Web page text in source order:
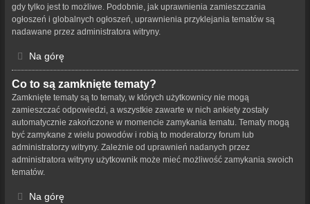
gdy tylko jest to możliwe. Podobnie, jak uprawnienia zamieszczania
ogłoszeń i globalnych ogłoszeń, uprawnienia przyklejania tematów są
nadawane przez administratora witryny.
Na górę
Co to są zamknięte tematy?
Zamknięte tematy są to tematy, w których użytkownicy nie mogą
zamieszczać odpowiedzi, a wszystkie zawarte w nich ankiety zostały
automatycznie zakończone w momencie zamykania tematu. Tematy mogą
być zamykane z wielu powodów i robią to moderatorzy forum lub
administratorzy witryny. Zależnie od uprawnień nadanych przez
administratora witryny użytkownik może mieć możliwość zamykania swoich
tematów.
Na górę